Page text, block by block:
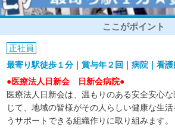
ここがポイント
正社員
最寄り駅徒歩１分｜賞与年２回｜病院｜看
●医療法人日新会 日新会病院●
医療法人日新会は、温もりのある安全安心
じて、地域の皆様がその人らしい健康な生
うサポートできる組織作りに取り組みます。